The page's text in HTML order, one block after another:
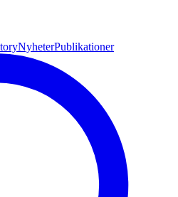
NyheterPublikationer